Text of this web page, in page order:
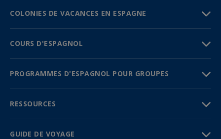
COLONIES DE VACANCES EN ESPAGNE
COURS D'ESPAGNOL
PROGRAMMES D'ESPAGNOL POUR GROUPES
RESSOURCES
GUIDE DE VOYAGE